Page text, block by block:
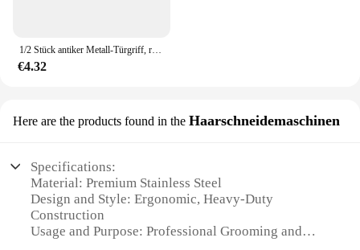
1/2 Stück antiker Metall-Türgriff, robust, für Scheunentüren, schwarz, massives Gusseisen, Schiebetürgriff, Griffzubehör
€4.32
Here are the products found in the Haarschneidemaschinen
Specifications:
Material: Premium Stainless Steel
Design and Style: Ergonomic, Heavy-Duty
Construction
Usage and Purpose: Professional Grooming and